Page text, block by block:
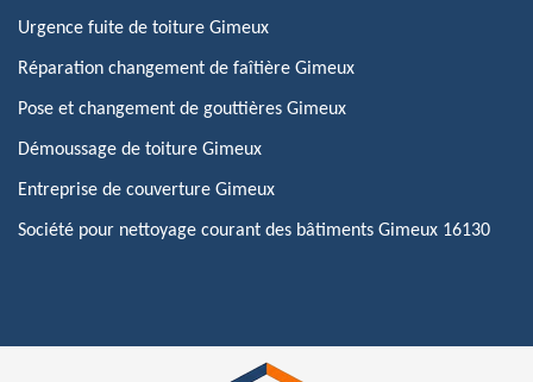
Urgence fuite de toiture Gimeux
Réparation changement de faîtière Gimeux
Pose et changement de gouttières Gimeux
Démoussage de toiture Gimeux
Entreprise de couverture Gimeux
Société pour nettoyage courant des bâtiments Gimeux 16130